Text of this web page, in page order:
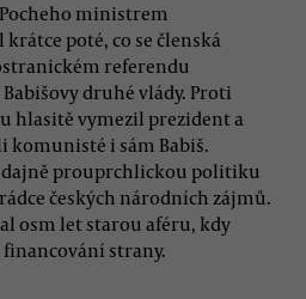
ministrem
poté, co se členská
referendu
druhé vlády. Proti
hlasitě vymezil prezident a
komunisté i sám Babiš.
prouprchlickou politiku
českých národních zájmů.
osm let starou aféru, kdy
strany.